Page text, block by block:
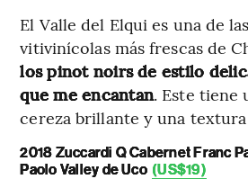
El Valle del Elqui es una de
vitivinícolas más frescas de
los pinot noirs de estilo
que me encantan. Este tiene
cereza brillante y una
2018 Zuccardi Q Cabernet Franc
Paolo Valley de Uco (US$19)